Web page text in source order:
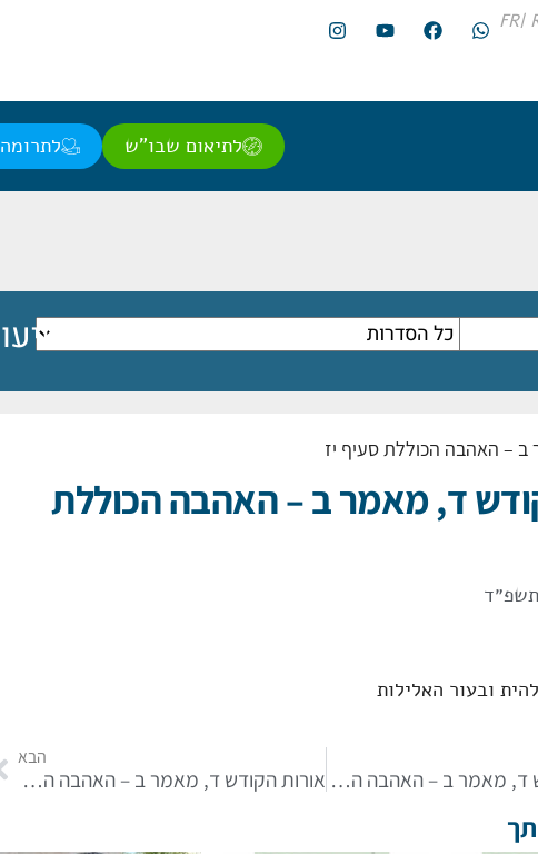
FR
לתיאום שבו"ש לתרומה
– האהבה הכוללת סעיף יז
ד, מאמר ב – האהבה הכוללת
ובעור האלילות
אורות הקודש ד, מאמר ב – האהבה הכוללת סעיף יג
הבא
אורות הקודש ד, מאמר ב – האהבה הכוללת סעיף כ